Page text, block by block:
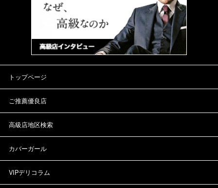
トップページ
ご推薦優良店
高級店地区検索
カバーガール
VIPデリコラム